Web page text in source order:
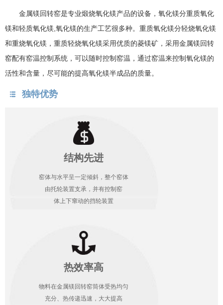
金属镁回转窑是专业煅烧氧化镁产品的设备，氧化镁分重质氧化
镁和轻质氧化镁,氧化镁的生产工艺很多种。重质氧化镁分轻烧氧化镁
和重烧氧化镁，重质轻烧氧化镁采用优质的菱镁矿，采用金属镁回转
窑配有窑温控制系统，可以随时控制窑温，通过窑温来控制氧化镁的
活性和含量，尽可能的提高氧化镁半成品的质量。
独特优势
结构先进
窑体与水平呈一定倾斜，整个窑体
由托轮装置支承，并有控制窑
体上下窜动的挡轮装置
热效率高
物料在金属镁回转窑筒体受热均匀
充分、热传递迅速，大大提高